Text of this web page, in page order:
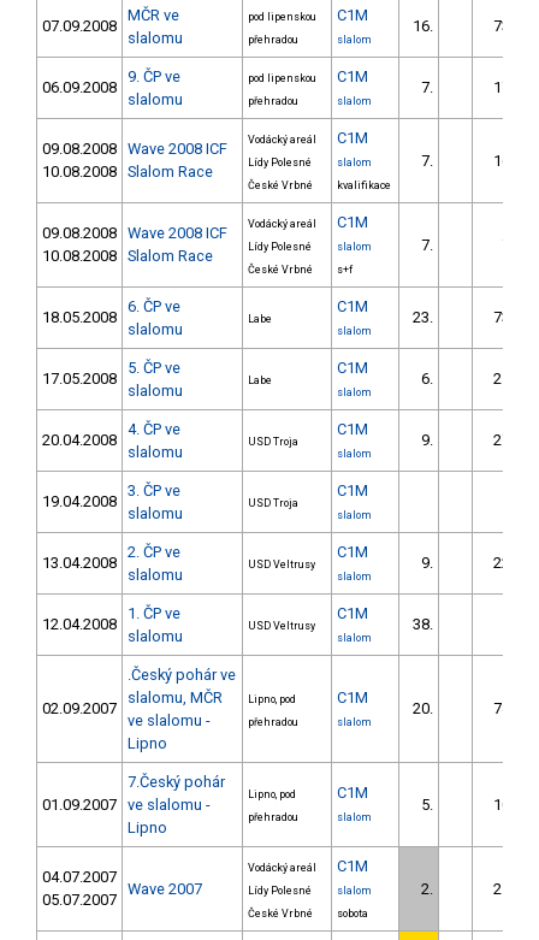
07.09.2008
MČR ve
slalomu
pod lipenskou
přehradou
C1M
slalom
16. 73.86
06.09.2008
9. ČP ve
slalomu
pod lipenskou
přehradou
C1M
slalom
7. 17.76
09.08.2008
10.08.2008
Wave 2008 ICF
Slalom Race
Vodácký areál
Lídy Polesné
České Vrbné
C1M
slalom
kvalifikace
7. 16.59
09.08.2008
10.08.2008
Wave 2008 ICF
Slalom Race
Vodácký areál
Lídy Polesné
České Vrbné
C1M
slalom
s+f
7. 7.78
18.05.2008
6. ČP ve
slalomu
Labe
C1M
slalom
23. 73.14
17.05.2008
5. ČP ve
slalomu
Labe
C1M
slalom
6. 21.78
20.04.2008
4. ČP ve
slalomu
USD Troja
C1M
slalom
9. 27.65
19.04.2008
3. ČP ve
slalomu
USD Troja
C1M
slalom
13.04.2008
2. ČP ve
slalomu
USD Veltrusy
C1M
slalom
9. 22.37
12.04.2008
1. ČP ve
slalomu
USD Veltrusy
C1M
slalom
38.
02.09.2007
.Český pohár ve
slalomu, MČR
ve slalomu -
Lipno
Lipno, pod
přehradou
C1M
slalom
20. 74.63
01.09.2007
7.Český pohár
ve slalomu -
Lipno
Lipno, pod
přehradou
C1M
slalom
5. 10.86
04.07.2007
05.07.2007
Wave 2007
Vodácký areál
Lídy Polesné
České Vrbné
C1M
slalom
sobota
2. 21.10